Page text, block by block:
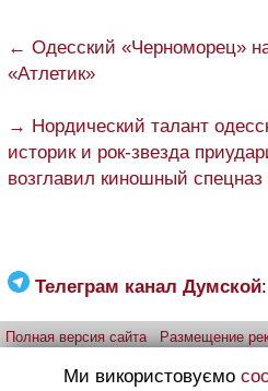
← Одесский «Черноморец»
«Атлетик»
→ Нордический талант
историк и рок-звезда
возглавил киношный
Телеграм канал Думской:
Полная версия сайта Размещение
Прислать фото через telegram
Ми використовуємо